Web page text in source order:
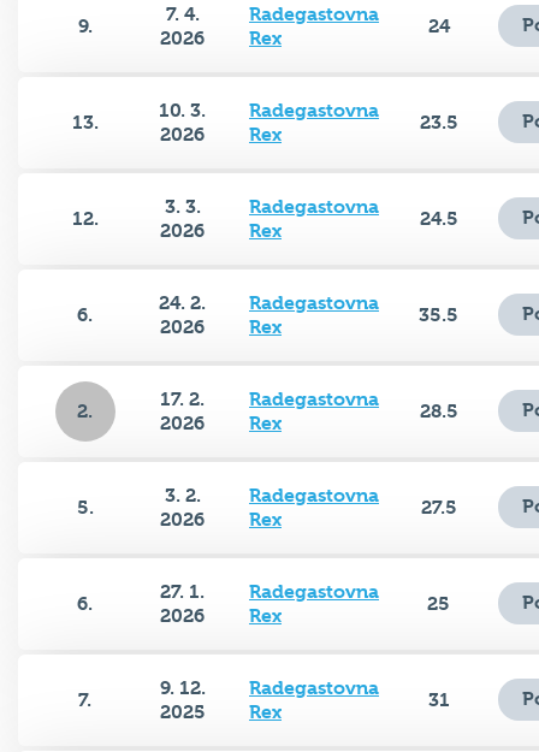
9.
7. 4.
2026
Radegastovna
Rex
24
13.
10. 3.
2026
Radegastovna
Rex
23.5
12.
3. 3.
2026
Radegastovna
Rex
24.5
6.
24. 2.
2026
Radegastovna
Rex
35.5
2.
17. 2.
2026
Radegastovna
Rex
28.5
5.
3. 2.
2026
Radegastovna
Rex
27.5
6.
27. 1.
2026
Radegastovna
Rex
25
7.
9. 12.
2025
Radegastovna
Rex
31